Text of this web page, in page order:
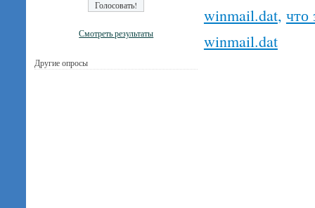
winmail.dat, что
winmail.dat
Смотреть результаты
Другие опросы